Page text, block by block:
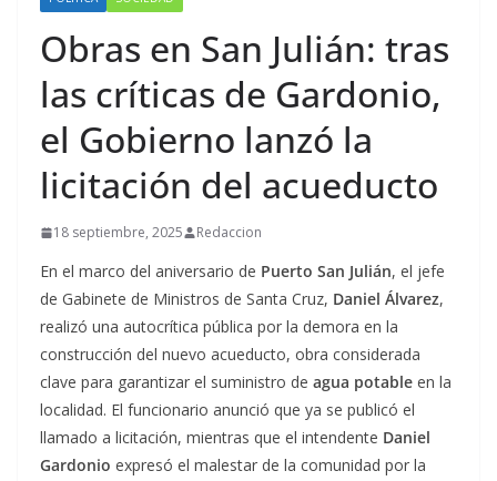
Obras en San Julián: tras
las críticas de Gardonio,
el Gobierno lanzó la
licitación del acueducto
18 septiembre, 2025 Redaccion
En el marco del aniversario de Puerto San Julián, el jefe
de Gabinete de Ministros de Santa Cruz, Daniel Álvarez,
realizó una autocrítica pública por la demora en la
construcción del nuevo acueducto, obra considerada
clave para garantizar el suministro de agua potable en la
localidad. El funcionario anunció que ya se publicó el
llamado a licitación, mientras que el intendente Daniel
Gardonio expresó el malestar de la comunidad por la